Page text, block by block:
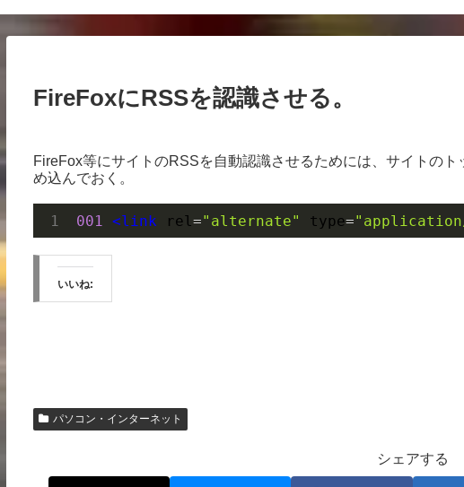
FireFoxにRSSを認識させる。
FireFox等にサイトのRSSを自動認識させるためには、サイトの
め込んでおく。
001 <link rel ="alternate" type=
いいね:
パソコン・インターネット
シェアする